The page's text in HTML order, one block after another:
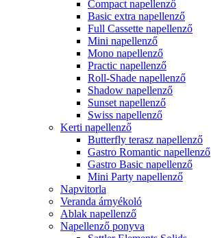
Compact napellenző
Basic extra napellenző
Full Cassette napellenző
Mini napellenző
Mono napellenző
Practic napellenző
Roll-Shade napellenző
Shadow napellenző
Sunset napellenző
Swiss napellenző
Kerti napellenző
Butterfly terasz napellenző
Gastro Romantic napellenző
Gastro Basic napellenző
Mini Party napellenző
Napvitorla
Veranda árnyékoló
Ablak napellenző
Napellenző ponyva